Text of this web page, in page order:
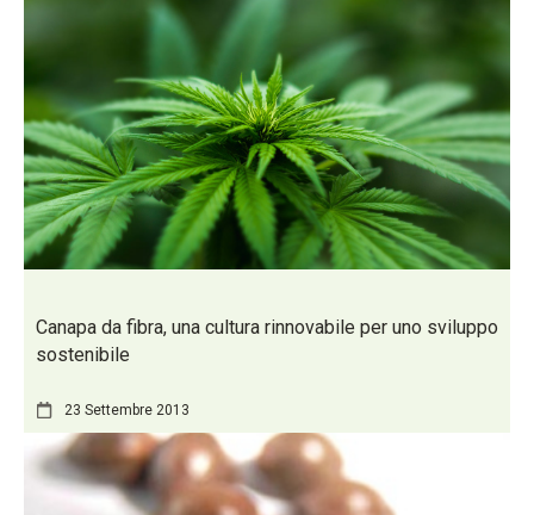
Canapa da fibra, una cultura rinnovabile per uno sviluppo
sostenibile
23 Settembre 2013